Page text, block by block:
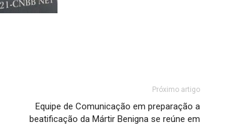
Próximo artigo
Equipe de Comunicação em preparação a
beatificação da Mártir Benigna se reúne em